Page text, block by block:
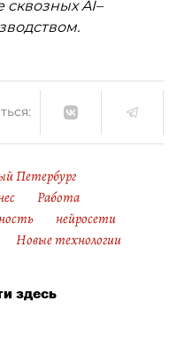
AI–
Петербург
Работа
нейросети
Новые технологии
здесь